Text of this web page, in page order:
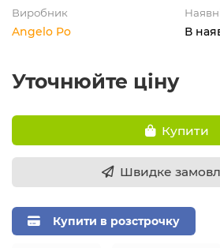
Виробник
Angelo Po В
Уточнюйте ціну
Купити
Швидке
Купити в розстрочку